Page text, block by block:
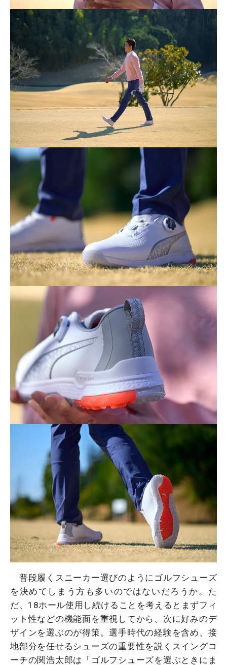
普段履くスニーカー選びのようにゴルフシューズ
を決めてしまう方も多いのではないだろうか。た
だ、18ホール使用し続けることを考えるとまずフィ
ット性などの機能面を重視してから、次に好みのデ
ザインを選ぶのが得策。選手時代の経験を含め、接
地部分を任せるシューズの重要性を説くスイングコ
ーチの関浩太郎は「ゴルフシューズを選ぶときにま